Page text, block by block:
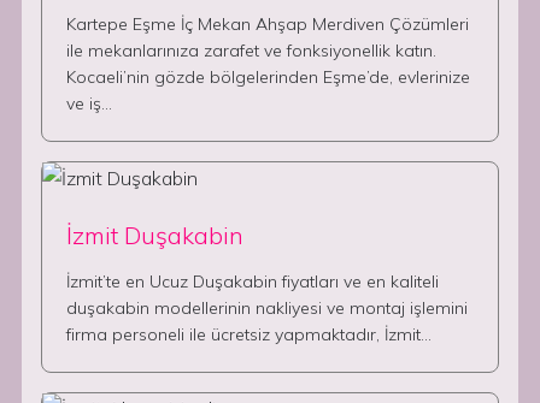
Kartepe Eşme İç Mekan Ahşap Merdiven Çözümleri
ile mekanlarınıza zarafet ve fonksiyonellik katın.
Kocaeli’nin gözde bölgelerinden Eşme’de, evlerinize
ve iş…
İzmit Duşakabin
İzmit’te en Ucuz Duşakabin fiyatları ve en kaliteli
duşakabin modellerinin nakliyesi ve montaj işlemini
firma personeli ile ücretsiz yapmaktadır, İzmit…